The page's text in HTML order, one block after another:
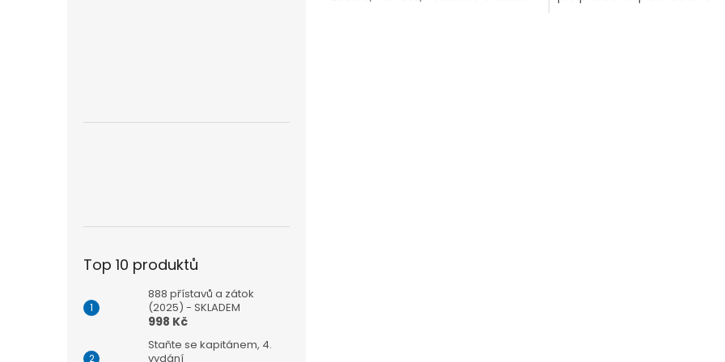
Top 10 produktů
888 přístavů a zátok
(2025) - SKLADEM
998 Kč
Staňte se kapitánem, 4.
vydání